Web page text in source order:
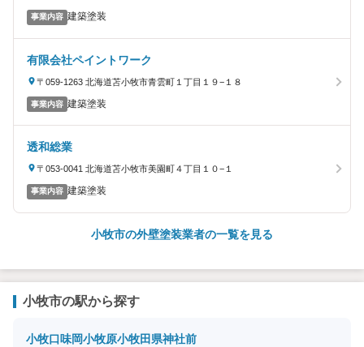
事業内容 建築塗装
有限会社ペイントワーク
〒059-1263 北海道苫小牧市青雲町１丁目１９−１８
事業内容 建築塗装
透和総業
〒053-0041 北海道苫小牧市美園町４丁目１０−１
事業内容 建築塗装
小牧市の外壁塗装業者の一覧を見る
小牧市の駅から探す
小牧口味岡小牧原小牧田県神社前